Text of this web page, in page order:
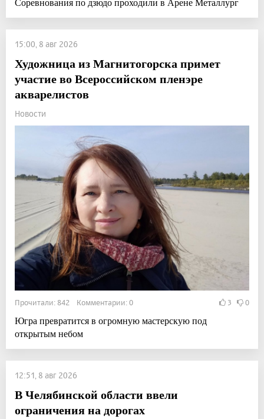
15:00, 8 авг 2026
Художница из Магнитогорска примет
участие во Всероссийском пленэре
акварелистов
Новости
Прочитали: 842 Комментарии: 0 3 0
Югра превратится в огромную мастерскую под
открытым небом
12:51, 8 авг 2026
В Челябинской области ввели
ограничения на дорогах